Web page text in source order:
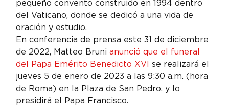
pequeño convento construido en 1994 dentro
del Vaticano, donde se dedicó a una vida de
oración y estudio.
En conferencia de prensa este 31 de diciembre
de 2022, Matteo Bruni anunció que el funeral
del Papa Emérito Benedicto XVI se realizará el
jueves 5 de enero de 2023 a las 9:30 a.m. (hora
de Roma) en la Plaza de San Pedro, y lo
presidirá el Papa Francisco.